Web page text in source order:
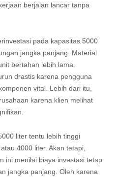
berjalan lancar tanpa
pada kapasitas 5000
jangka panjang. Material
bertahan lebih lama.
drastis karena pengguna
vital. Lebih dari itu,
karena klien melihat
liter tentu lebih tinggi
4000 liter. Akan tetapi,
ini menilai biaya investasi tetap
jangka panjang. Oleh karena